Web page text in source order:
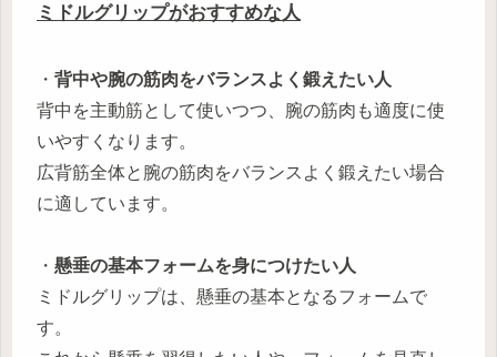
ミドルグリップがおすすめな人
・ 背中や腕の筋肉をバランスよく鍛えたい人
背中を主動筋として使いつつ、腕の筋肉も適度に使
いやすくなります。
広背筋全体と腕の筋肉をバランスよく鍛えたい場合
に適しています。
・ 懸垂の基本フォームを身につけたい人
ミドルグリップは、懸垂の基本となるフォームで
す。